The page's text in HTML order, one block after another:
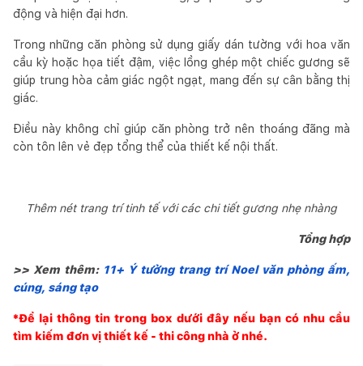
động và hiện đại hơn.
Trong những căn phòng sử dụng giấy dán tường với hoa văn
cầu kỳ hoặc họa tiết đậm, việc lồng ghép một chiếc gương sẽ
giúp trung hòa cảm giác ngột ngạt, mang đến sự cân bằng thị
giác.
Điều này không chỉ giúp căn phòng trở nên thoáng đãng mà
còn tôn lên vẻ đẹp tổng thể của thiết kế nội thất.
Thêm nét trang trí tinh tế với các chi tiết gương nhẹ nhàng
Tổng hợp
>> Xem thêm: 11+ Ý tưởng trang trí Noel văn phòng ấm,
cúng, sáng tạo
*Để lại thông tin trong box dưới đây nếu bạn có nhu cầu
tìm kiếm đơn vị thiết kế - thi công nhà ở nhé.